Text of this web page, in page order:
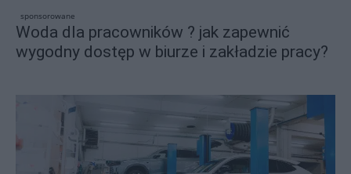
sponsorowane
Woda dla pracowników ? jak zapewnić
wygodny dostęp w biurze i zakładzie pracy?